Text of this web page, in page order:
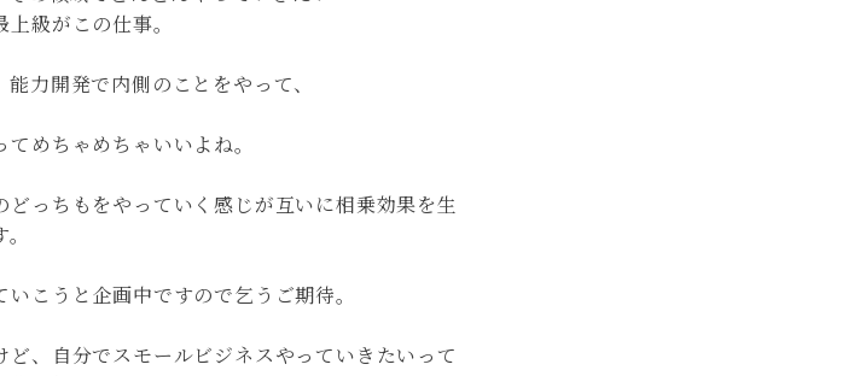
級がこの仕事。
力開発で内側のことをやって、
めちゃめちゃいいよね。
っちもをやっていく感じが互いに相乗効果を生
こうと企画中ですので乞うご期待。
、自分でスモールビジネスやっていきたいって